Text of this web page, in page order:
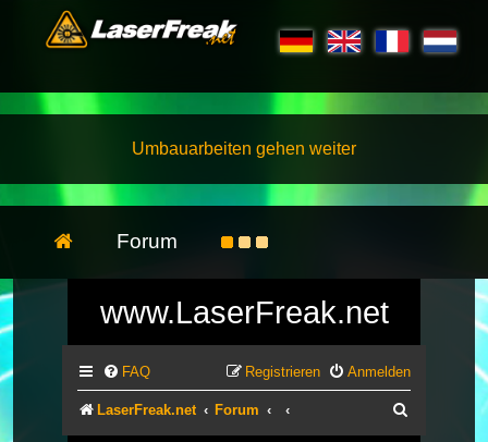
Umbauarbeiten gehen weiter
Forum
www.LaserFreak.net
FAQ Anmelden
Registrieren
LaserFreak.net Forum